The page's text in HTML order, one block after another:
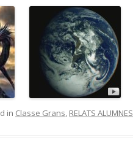
in Classe Grans, RELATS ALUMNES